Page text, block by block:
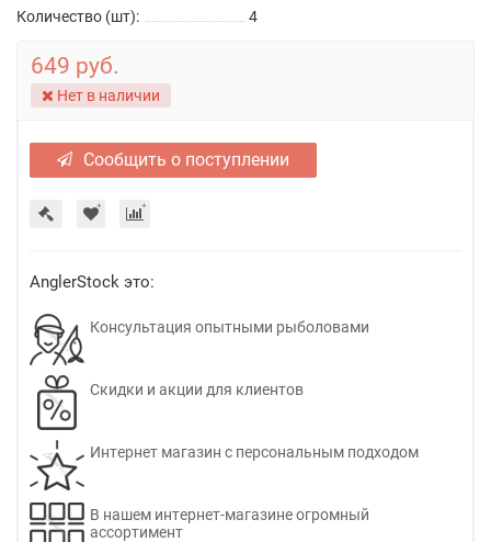
Количество (шт):
4
649 руб.
Нет в наличии
Сообщить о поступлении
AnglerStock это:
Консультация опытными рыболовами
Скидки и акции для клиентов
Интернет магазин с персональным подходом
В нашем интернет-магазине огромный
ассортимент